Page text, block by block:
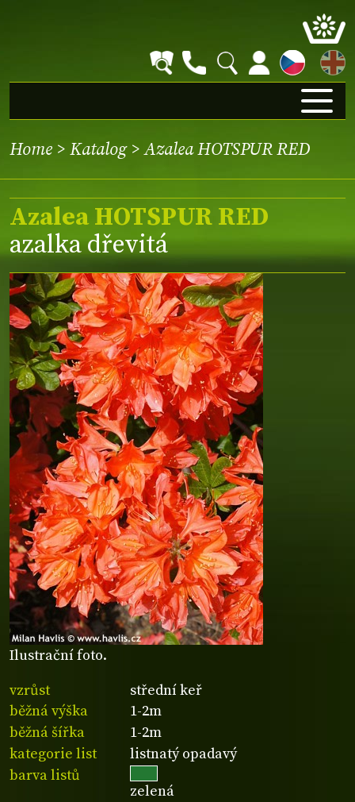
EN
Home > Katalog> Azalea HOTSPUR RED
Ilustrační foto.
Azalea HOTSPUR RED
azalka dřevitá
vzrůst
střední keř
běžná výška
1-2m
běžná šířka
1-2m
kategorie list
listnatý opadavý
barva listů
zelená